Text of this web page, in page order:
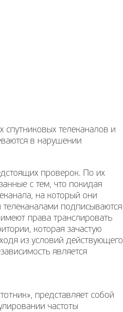
спутниковых телеканалов и
в нарушении
проверок. По их
с тем, что покидая
на который они
подписываются
права транслировать
которая зачастую
из условий действующего
является
представляет собой
частоты